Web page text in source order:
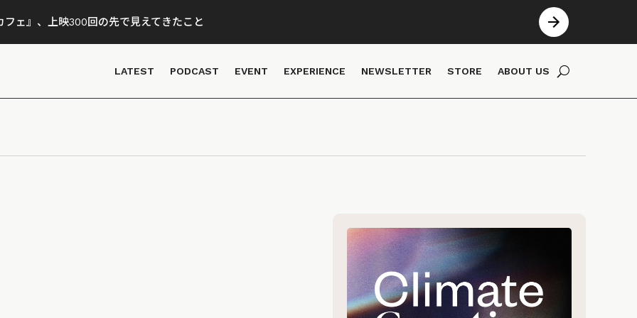
ェ』、上映300回の先で見えてきたこと
LATEST PODCAST EVENT EXPERIENCE NEWSLETTER STORE ABOUT US